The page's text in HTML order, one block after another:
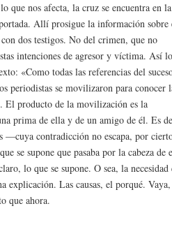
que nos afecta, la cruz se encuentra en la
Allí prosigue la información sobre
dos testigos. No del crimen, que no
intenciones de agresor y víctima. Así lo
«Como todas las referencias del
periodistas se movilizaron para conocer
El producto de la movilización es la
prima de ella y de un amigo de él. Es
—cuya contradicción no escapa, por
se supone que pasaba por la cabeza de
lo que se supone. O sea, la necesidad
explicación. Las causas, el porqué.
que ahora.